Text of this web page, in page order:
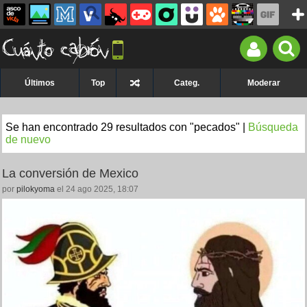
Últimos Top Categ. Moderar
Se han encontrado 29 resultados con "pecados" |
Búsqueda
de nuevo
La conversión de Mexico
por pilokyoma el 24 ago 2025, 18:07